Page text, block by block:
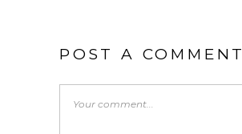
POST A COMMENT